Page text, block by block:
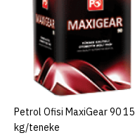
Petrol Ofisi MaxiGear 90 15
kg/teneke